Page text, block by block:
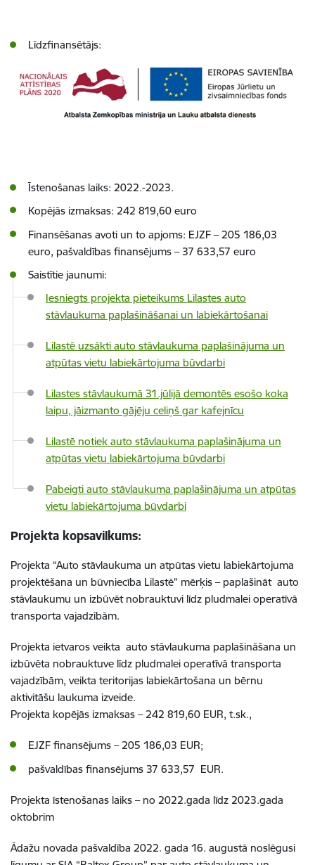
Līdzfinansētājs:
Īstenošanas laiks: 2022.-2023.
Kopējās izmaksas: 242 819,60 euro
Finansēšanas avoti un to apjoms: EJZF –205 186,03
euro, pašvaldības finansējums –37 633,57 euro
Saistītie jaunumi:
Iesniegts projekta pieteikums Lilastes auto
stāvlaukuma paplašināšanai un labiekārtošanai
Lilastē uzsākti auto stāvlaukuma paplašinājuma un
atpūtas vietu labiekārtojuma būvdarbi
Lilastes stāvlaukumā 31.jūlijā demontēs esošo koka
laipu, jāizmanto gājēju celiņš gar kafejnīcu
Lilastē notiek auto stāvlaukuma paplašinājuma un
atpūtas vietu labiekārtojuma būvdarbi
Pabeigti auto stāvlaukuma paplašinājuma un atpūtas
vietu labiekārtojuma būvdarbi
Projekta kopsavilkums:
Projekta “Auto stāvlaukuma un atpūtas vietu labiekārtojuma
projektēšana un būvniecība Lilastē” mērķis – paplašināt auto
stāvlaukumu un izbūvēt nobrauktuvi līdz pludmalei operatīvā
transporta vajadzībām.
Projekta ietvaros veikta auto stāvlaukuma paplašināšana un
izbūvēta nobrauktuve līdz pludmalei operatīvā transporta
vajadzībām, veikta teritorijas labiekārtošana un bērnu
aktivitāšu laukuma izveide.
Projekta kopējās izmaksas – 242 819,60 EUR, t.sk.,
EJZF finansējums – 205 186,03 EUR;
pašvaldības finansējums 37 633,57 EUR.
Projekta īstenošanas laiks – no 2022.gada līdz 2023.gada
oktobrim
Ādažu novada pašvaldība 2022. gada 16. augustā noslēgusi